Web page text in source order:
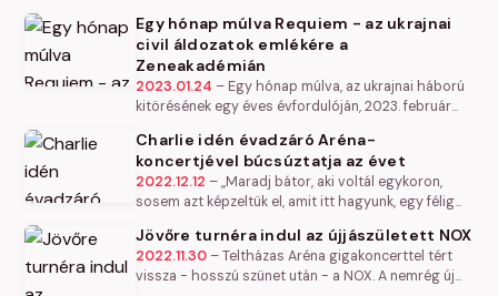
interneten, mára már a világ több…
Egy hónap múlva Requiem - az ukrajnai
civil áldozatok emlékére a
Zeneakadémián
2023.01.24 – Egy hónap múlva, az ukrajnai háború
kitörésének egy éves évfordulóján, 2023. február
civil áldozatokra emlékező…
Charlie idén évadzáró Aréna-
koncertjével búcsúztatja az évet
2022.12.12 –„Maradj bátor, aki voltál egykoron,
sosem azt képzeltük el, amit itt hagyunk, egy félig
– így énekli…
Jövőre turnéra indul az újjászületett NOX
2022.11.30 –Teltházas Aréna gigakoncerttel tért
vissza - hosszú szünet után - a NOX. A nemrég új